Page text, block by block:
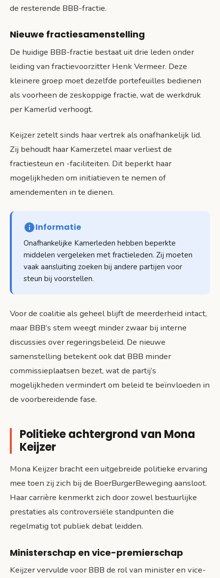
de resterende BBB-fractie.
Nieuwe fractiesamenstelling
De huidige BBB-fractie bestaat uit drie leden onder
leiding van fractievoorzitter Henk Vermeer. Deze
kleinere groep moet dezelfde portefeuilles bedienen
als voorheen de zeskoppige fractie, wat de werkdruk
per Kamerlid verhoogt.
Keijzer zetelt sinds haar vertrek als onafhankelijk lid.
Zij behoudt haar Kamerzetel maar verliest de
fractiesteun en -faciliteiten. Dit beperkt haar
mogelijkheden om initiatieven te nemen of
amendementen in te dienen.
Informatie
Onafhankelijke Kamerleden hebben beperkte
middelen vergeleken met fractieleden. Zij moeten
vaak aansluiting zoeken bij andere partijen voor
steun bij voorstellen.
Voor de coalitie als geheel blijft de meerderheid intact,
maar BBB’s stem weegt minder zwaar bij interne
discussies over regeringsbeleid. De nieuwe
samenstelling betekent ook dat BBB minder
commissieplaatsen bezet, wat de partij’s
mogelijkheden vermindert om beleid te beïnvloeden in
de voorbereidende fase.
Politieke achtergrond van Mona
Keijzer
Mona Keijzer bracht een uitgebreide politieke ervaring
mee toen zij zich bij de BoerBurgerBeweging aansloot.
Haar carrière kenmerkt zich door zowel bestuurlijke
prestaties als controversiële standpunten die
regelmatig tot publiek debat leidden.
Ministerschap en vice-premierschap
Keijzer vervulde voor BBB de rol van minister en vice-